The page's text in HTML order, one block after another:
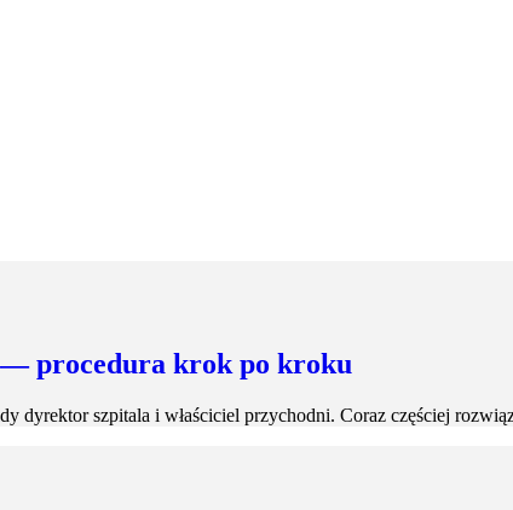
— procedura krok po kroku
dyrektor szpitala i właściciel przychodni. Coraz częściej